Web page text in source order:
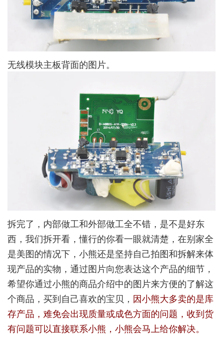
无线模块主板背面的图片。
拆完了，内部做工和外部做工全不错，是不是好东
西，我们拆开看，懂行的你看一眼就清楚，在别家全
是美图的情况下，小熊还是坚持自己拍图和拆解来体
现产品的实物，通过图片向您表达这个产品的细节，
希望你通过小熊的商品介绍中的图片来方便的了解这
个商品，买到自己喜欢的宝贝， 因小熊大多卖的是库
存产品，难免会出现质量或成色方面的问题，收到货
有问题可以直接联系小熊，小熊会马上给你解决。